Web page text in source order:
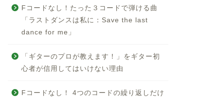
Fコードなし！たった３コードで弾ける曲
「ラストダンスは私に：Save the last
dance for me」
「ギターのプロが教えます！」をギター初
心者が信用してはいけない理由
Fコードなし！ 4つのコードの繰り返しだけ